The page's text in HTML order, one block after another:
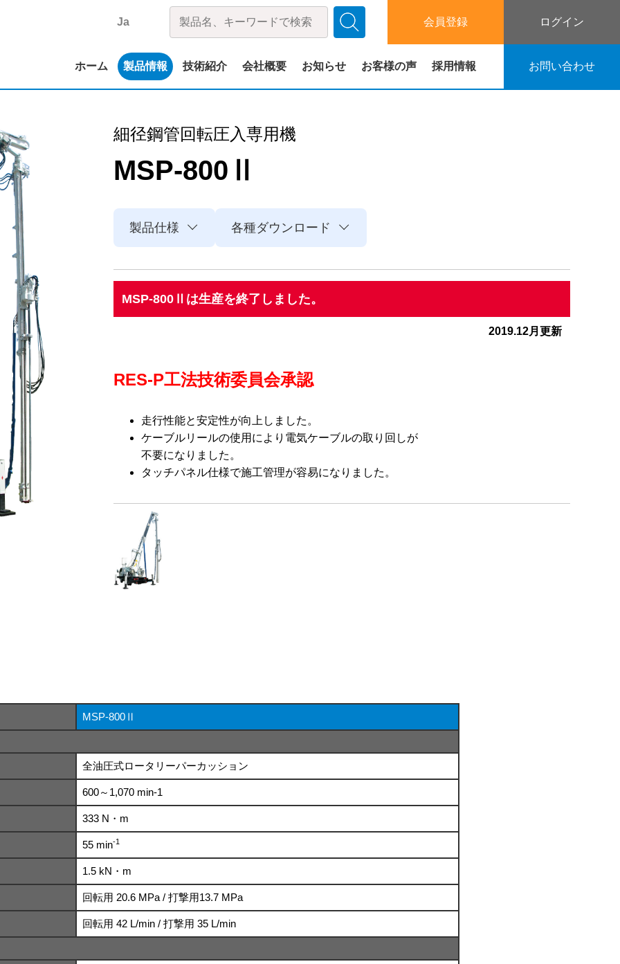
ホーム 製品情報 技術紹介 会社概要 お知らせ お客様の声 採用情報 お問い合わせ
Ja 会員登録 ログイン
細径鋼管回転圧入専用機
MSP-800Ⅱ
製品仕様 各種ダウンロード
MSP-800Ⅱは生産を終了しました。
2019.12月更新
RES-P工法技術委員会承認
走行性能と安定性が向上しました。
ケーブルリールの使用により電気ケーブルの取り回しが
不要になりました。
タッチパネル仕様で施工管理が容易になりました。
MSP-800Ⅱ
全油圧式ロータリーパーカッション
600～1,070 min-1
333 N・m
55 min-1
1.5 kN・m
回転用 20.6 MPa / 打撃用13.7 MPa
回転用 42 L/min / 打撃用 35 L/min